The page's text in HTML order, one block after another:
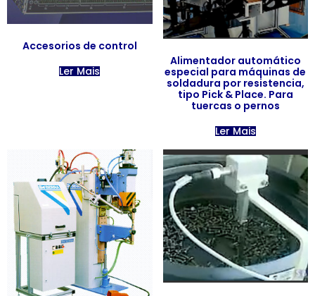
Accesorios de control
Ler Mais
Alimentador automático
especial para máquinas de
soldadura por resistencia,
tipo Pick & Place. Para
tuercas o pernos
Ler Mais